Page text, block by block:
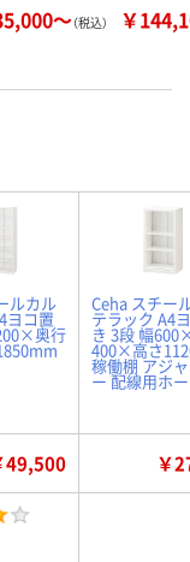
～（税込） ￥
ルカル
ヨコ置
奥行
Ceha スチー
テラック A4
き 3段 幅
400×高さ
稼働棚 アジ
ー 配線用ホ
49,500 ￥